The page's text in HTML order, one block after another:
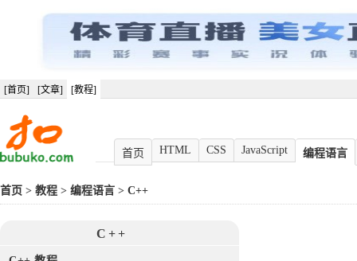
[首页] [文章] [教程]
首页 HTML CSS JavaScript 编程语言
首页 > 教程 > 编程语言 > C++
C++